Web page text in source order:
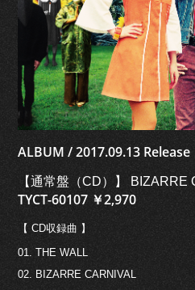
ALBUM / 2017.09.13 Release
【通常盤（CD）】 BIZARRE
TYCT-60107 ￥2,970
【 CD収録曲 】
01. THE WALL
02. BIZARRE CARNIVAL